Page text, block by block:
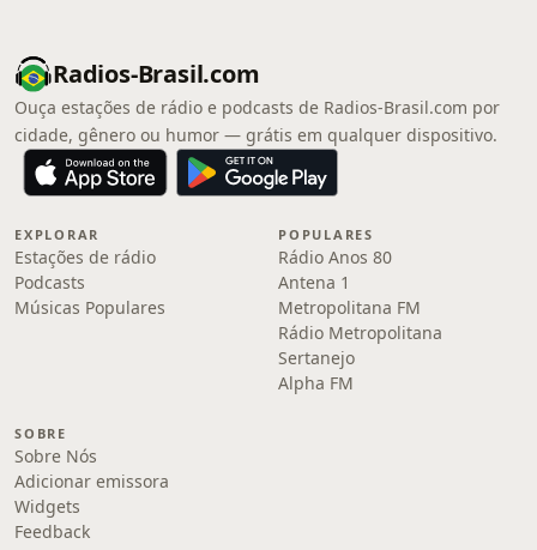
Radios-Brasil.com
Ouça estações de rádio e podcasts de Radios-Brasil.com por
cidade, gênero ou humor — grátis em qualquer dispositivo.
EXPLORAR
Estações de rádio
Podcasts
Músicas Populares
POPULARES
Rádio Anos 80
Antena 1
Metropolitana FM
Rádio Metropolitana
Sertanejo
Alpha FM
SOBRE
Sobre Nós
Adicionar emissora
Widgets
Feedback